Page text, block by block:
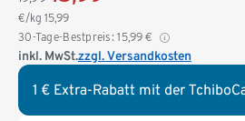
€/kg 15,99
30-Tage-Bestpreis: 15,99 €
inkl. MwSt.zzgl. Versandkosten
1 € Extra-Rabatt mit der